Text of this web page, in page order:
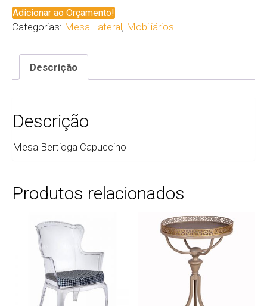
Adicionar ao Orçamento!
Categorias: Mesa Lateral, Mobiliários
Descrição
Descrição
Mesa Bertioga Capuccino
Produtos relacionados